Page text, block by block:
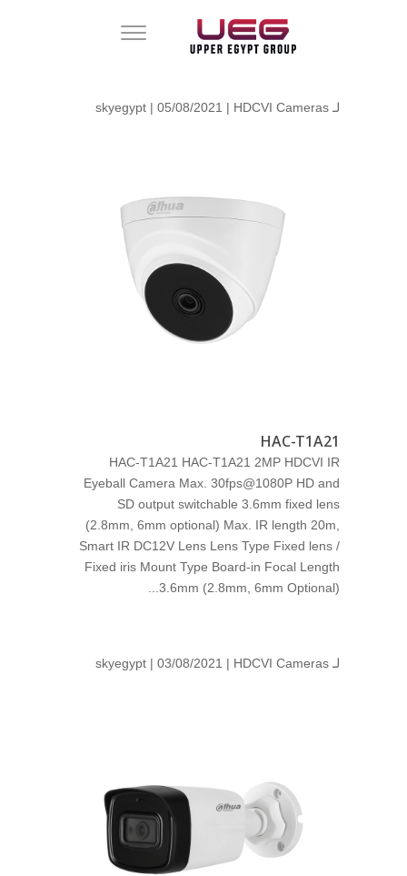
لـ skyegypt | 05/08/2021 | HDCVI Cameras
HAC-T1A21
HAC-T1A21 HAC-T1A21 2MP HDCVI IR
Eyeball Camera Max. 30fps@1080P HD and
SD output switchable 3.6mm fixed lens
(2.8mm, 6mm optional) Max. IR length 20m,
Smart IR DC12V Lens Lens Type Fixed lens /
Fixed iris Mount Type Board-in Focal Length
3.6mm (2.8mm, 6mm Optional)...
لـ skyegypt | 03/08/2021 | HDCVI Cameras